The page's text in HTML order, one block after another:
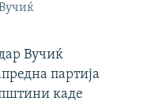
Вучиќ
партија
каде